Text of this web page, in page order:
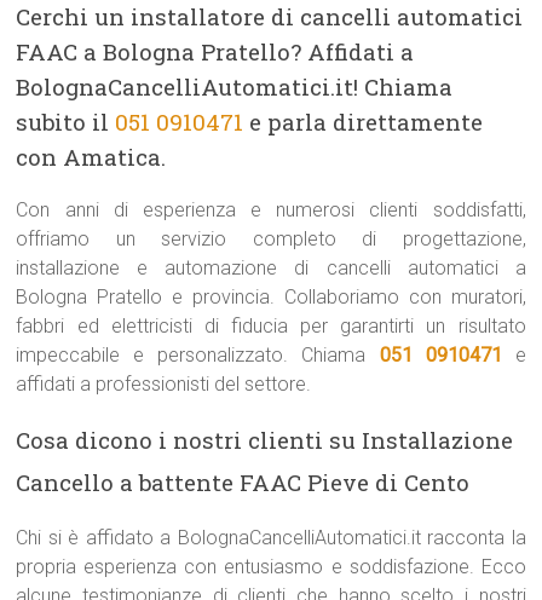
Cerchi un installatore di cancelli automatici
FAAC a Bologna Pratello? Affidati a
BolognaCancelliAutomatici.it! Chiama
subito il 051 0910471 e parla direttamente
con Amatica.
Con anni di esperienza e numerosi clienti soddisfatti,
offriamo un servizio completo di progettazione,
installazione e automazione di cancelli automatici a
Bologna Pratello e provincia. Collaboriamo con muratori,
fabbri ed elettricisti di fiducia per garantirti un risultato
impeccabile e personalizzato. Chiama 051 0910471 e
affidati a professionisti del settore.
Cosa dicono i nostri clienti su Installazione
Cancello a battente FAAC Pieve di Cento
Chi si è affidato a BolognaCancelliAutomatici.it racconta la
propria esperienza con entusiasmo e soddisfazione. Ecco